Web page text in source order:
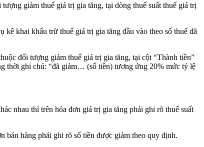
giảm thuế giá trị gia tăng, tại dòng thuế suất thuế giá trị
khai khấu trừ thuế giá trị gia tăng đầu vào theo số thuế đã
đối tượng giảm thuế giá trị gia tăng, tại cột “Thành tiền”
thời ghi chú: “đã giảm… (số tiền) tương ứng 20% mức tỷ lệ
nhau thì trên hóa đơn giá trị gia tăng phải ghi rõ thuế suất
bán hàng phải ghi rõ số tiền được giảm theo quy định.